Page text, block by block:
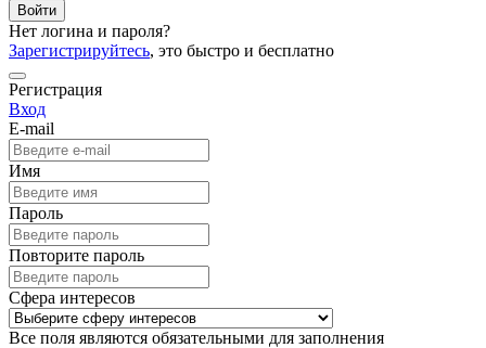
Войти
Нет логина и пароля?
Зарегистрируйтесь, это быстро и бесплатно
Регистрация
Вход
E-mail
Имя
Пароль
Повторите пароль
Сфера интересов
Все поля являются обязательными для заполнения